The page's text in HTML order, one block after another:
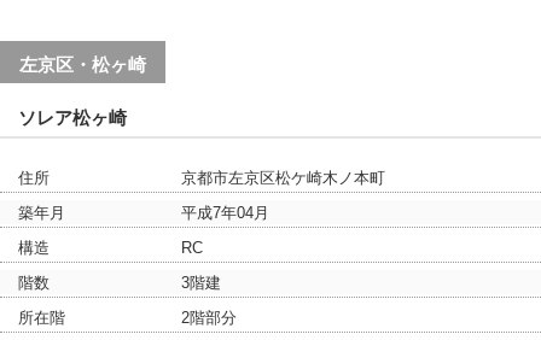
ソレア松ヶ崎
左京区・松ヶ崎
住所
京都市左京区松ケ崎木ノ本町
築年月
平成7年04月
構造
RC
階数
3階建
所在階
2階部分